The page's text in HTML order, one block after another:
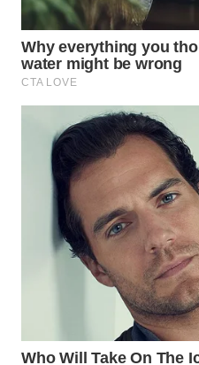
LABUHANBATU
WN
TAPANULI
WN DELI
SERDANG
TEBING
TINGGI
WN